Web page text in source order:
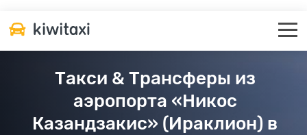
Такси & Трансферы из
аэропорта «Никос
Казандзакис» (Ираклион) в